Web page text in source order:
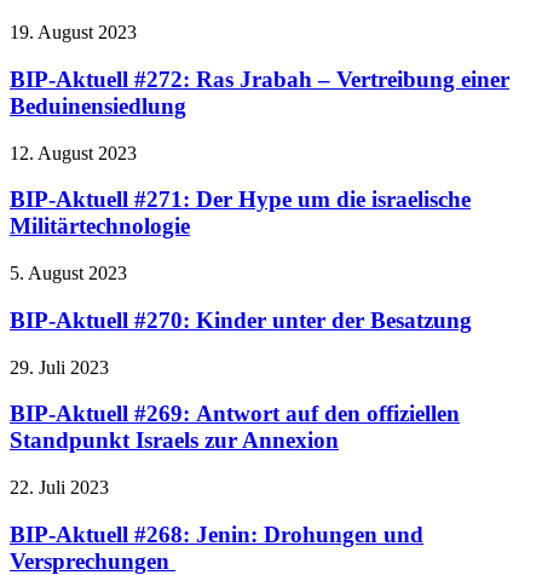
19. August 2023
BIP-Aktuell #272: Ras Jrabah – Vertreibung einer
Beduinensiedlung
12. August 2023
BIP-Aktuell #271: Der Hype um die israelische
Militärtechnologie
5. August 2023
BIP-Aktuell #270: Kinder unter der Besatzung
29. Juli 2023
BIP-Aktuell #269: Antwort auf den offiziellen
Standpunkt Israels zur Annexion
22. Juli 2023
BIP-Aktuell #268: Jenin: Drohungen und
Versprechungen